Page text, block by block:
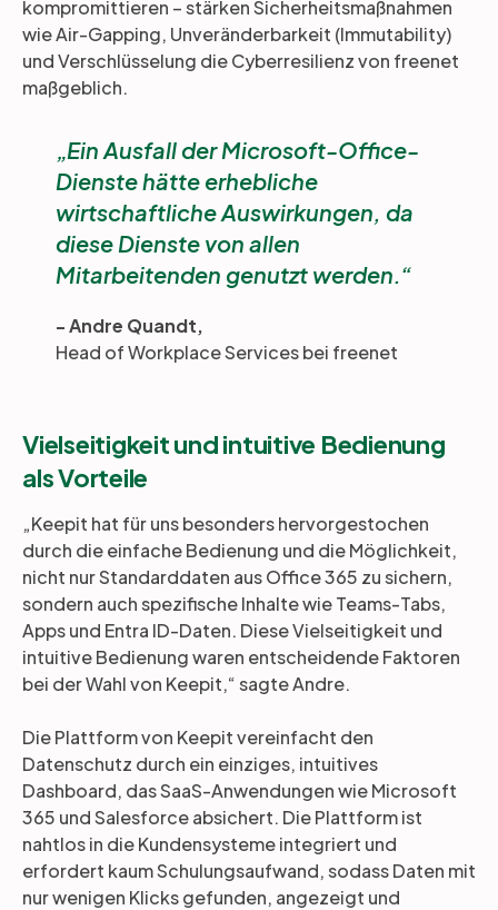
kompromittieren – stärken Sicherheitsmaßnahmen
wie Air-Gapping, Unveränderbarkeit (Immutability)
und Verschlüsselung die Cyberresilienz von freenet
maßgeblich.
Ein Ausfall der Microsoft-Office-
Dienste hätte erhebliche
wirtschaftliche Auswirkungen, da
diese Dienste von allen
Mitarbeitenden genutzt werden.
- Andre Quandt,
Head of Workplace Services bei freenet
Vielseitigkeit und intuitive Bedienung
als Vorteile
„Keepit hat für uns besonders hervorgestochen
durch die einfache Bedienung und die Möglichkeit,
nicht nur Standarddaten aus Office 365 zu sichern,
sondern auch spezifische Inhalte wie Teams-Tabs,
Apps und Entra ID-Daten. Diese Vielseitigkeit und
intuitive Bedienung waren entscheidende Faktoren
bei der Wahl von Keepit,“ sagte Andre.
Die Plattform von Keepit vereinfacht den
Datenschutz durch ein einziges, intuitives
Dashboard, das SaaS-Anwendungen wie Microsoft
365 und Salesforce absichert. Die Plattform ist
nahtlos in die Kundensysteme integriert und
erfordert kaum Schulungsaufwand, sodass Daten mit
nur wenigen Klicks gefunden, angezeigt und